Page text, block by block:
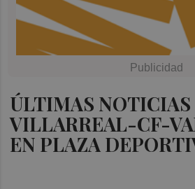
ÚLTIMAS NOTICIAS
VILLARREAL-CF-
EN PLAZA